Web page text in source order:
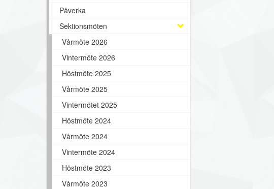
Påverka
Sektionsmöten
Vårmöte 2026
Vintermöte 2026
Höstmöte 2025
Vårmöte 2025
Vintermötet 2025
Höstmöte 2024
Vårmöte 2024
Vintermöte 2024
Höstmöte 2023
Vårmöte 2023